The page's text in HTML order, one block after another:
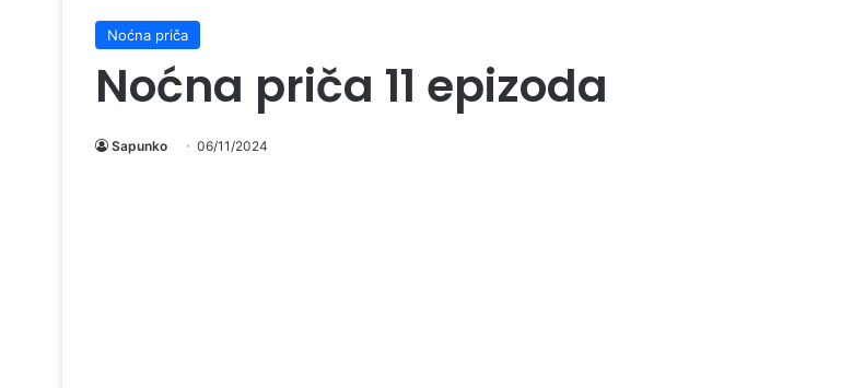
Noćna priča
Noćna priča 11 epizoda
Sapunko 06/11/2024